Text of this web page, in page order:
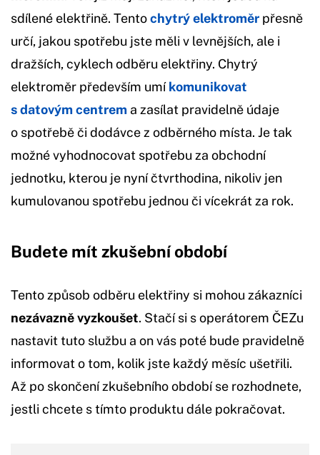
sdílené elektřině. Tentochytrý elektroměr přesně
určí, jakou spotřebu jste měli v levnějších, ale i
dražších, cyklech odběru elektřiny. Chytrý
elektroměr především umíkomunikovat
s datovým centrem a zasílat pravidelně údaje
o spotřebě či dodávce z odběrného místa. Je tak
možné vyhodnocovat spotřebu za obchodní
jednotku, kterou je nyní čtvrthodina, nikoliv jen
kumulovanou spotřebu jednou či vícekrát za rok.
Budete mít zkušební období
Tento způsob odběru elektřiny si mohou zákazníci
nezávazně vyzkoušet. Stačí si s operátorem ČEZu
nastavit tuto službu a on vás poté bude pravidelně
informovat o tom, kolik jste každý měsíc ušetřili.
Až po skončení zkušebního období se rozhodnete,
jestli chcete s tímto produktu dále pokračovat.